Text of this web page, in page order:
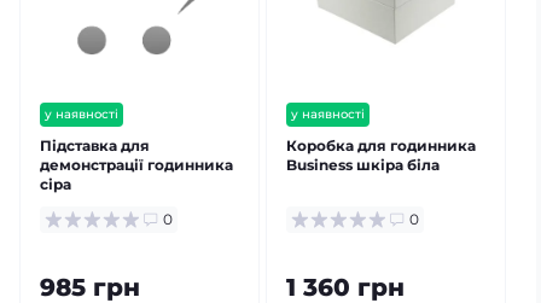
у наявності
Підставка для
демонстрації годинника
сіра
0
985 грн
у наявності
залишилось мало
Коробка для годинника
Business шкіра біла
0
1 360 грн